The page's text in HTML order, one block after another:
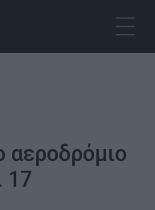
αεροδρόμιο
17